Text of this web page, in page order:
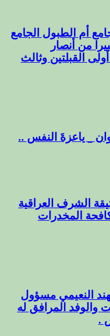
أم الطبول الجامع
من أنصار
القبلتين وثالث
_ ياعزةَ النفس ..
الشرف العراقية
المخدرات
النعيمي مسؤول
والوفد المرافق له
.